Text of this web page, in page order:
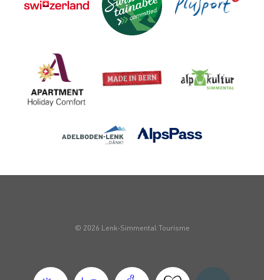
© 2026 Lenk-Simmental Tourisme